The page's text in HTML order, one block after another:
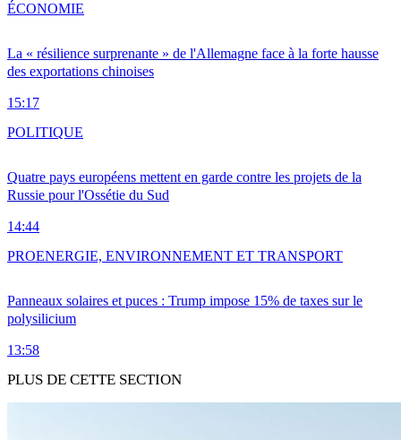
La « résilience surprenante » de l'Allemagne face à la forte hausse
des exportations chinoises
15:17
ÉCONOMIE
Quatre pays européens mettent en garde contre les projets de la
Russie pour l'Ossétie du Sud
14:44
POLITIQUE
Panneaux solaires et puces : Trump impose 15% de taxes sur le
polysilicium
13:58
PROENERGIE, ENVIRONNEMENT ET TRANSPORT
PLUS DE CETTE SECTION